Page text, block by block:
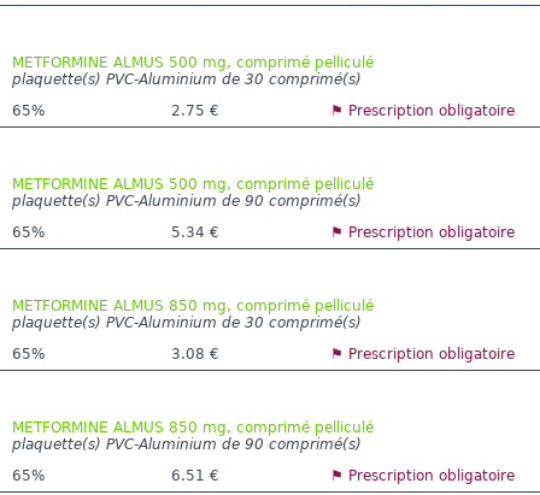
METFORMINE ALMUS 500 mg, comprimé pelliculé
plaquette(s) PVC-Aluminium de 30 comprimé(s)
65%
2.75 € ⚑ Prescription obligatoire
METFORMINE ALMUS 500 mg, comprimé pelliculé
plaquette(s) PVC-Aluminium de 90 comprimé(s)
65%
5.34 € ⚑ Prescription obligatoire
METFORMINE ALMUS 850 mg, comprimé pelliculé
plaquette(s) PVC-Aluminium de 30 comprimé(s)
65%
3.08 € ⚑ Prescription obligatoire
METFORMINE ALMUS 850 mg, comprimé pelliculé
plaquette(s) PVC-Aluminium de 90 comprimé(s)
65%
6.51 € ⚑ Prescription obligatoire